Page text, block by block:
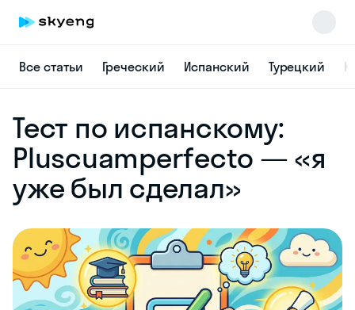
Все статьи Греческий Испанский Турецкий
Тест по испанскому:
Pluscuamperfecto — «я
уже был сделал»
online